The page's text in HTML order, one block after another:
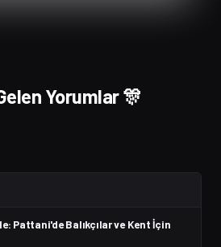
Yorumlar 🎊
Pattani'de Balıkçılar ve Kent İçin